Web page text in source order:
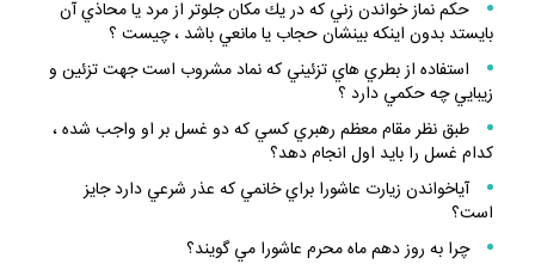
حكم نماز خواندن زني كه در يك مكان جلوتر از مرد يا محاذي آن
بايستد بدون اينكه بينشان حجاب يا مانعي باشد ، چيست ؟
استفاده از بطري هاي تزئيني كه نماد مشروب است جهت تزئين و
زيبايي چه حكمي دارد ؟
طبق نظر مقام معظم رهبري كسي كه دو غسل بر او واجب شده ،
كدام غسل را بايد اول انجام دهد؟
آياخواندن زيارت عاشورا براي خانمي كه عذر شرعي دارد جايز
است؟
چرا به روز دهم ماه محرم عاشورا مي گويند؟